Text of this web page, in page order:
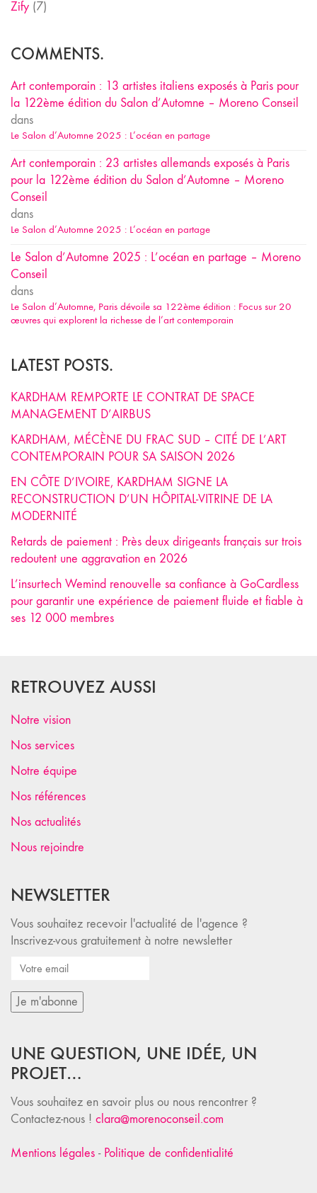
Zify (7)
COMMENTS.
Art contemporain : 13 artistes italiens exposés à Paris pour
la 122ème édition du Salon d’Automne – Moreno Conseil
dans
Le Salon d’Automne 2025 : L’océan en partage
Art contemporain : 23 artistes allemands exposés à Paris
pour la 122ème édition du Salon d’Automne – Moreno
Conseil
dans
Le Salon d’Automne 2025 : L’océan en partage
Le Salon d’Automne 2025 : L’océan en partage – Moreno
Conseil
dans
Le Salon d’Automne, Paris dévoile sa 122ème édition : Focus sur 20
œuvres qui explorent la richesse de l’art contemporain
LATEST POSTS.
KARDHAM REMPORTE LE CONTRAT DE SPACE
MANAGEMENT D’AIRBUS
KARDHAM, MÉCÈNE DU FRAC SUD – CITÉ DE L’ART
CONTEMPORAIN POUR SA SAISON 2026
EN CÔTE D’IVOIRE, KARDHAM SIGNE LA
RECONSTRUCTION D’UN HÔPITAL-VITRINE DE LA
MODERNITÉ
Retards de paiement : Près deux dirigeants français sur trois
redoutent une aggravation en 2026
L’insurtech Wemind renouvelle sa confiance à GoCardless
pour garantir une expérience de paiement fluide et fiable à
ses 12 000 membres
RETROUVEZ AUSSI
Notre vision
Nos services
Notre équipe
Nos références
Nos actualités
Nous rejoindre
NEWSLETTER
Vous souhaitez recevoir l'actualité de l'agence ?
Inscrivez-vous gratuitement à notre newsletter
UNE QUESTION, UNE IDÉE, UN
PROJET…
Vous souhaitez en savoir plus ou nous rencontrer ?
Contactez-nous ! clara@morenoconseil.com
Mentions légales - Politique de confidentialité